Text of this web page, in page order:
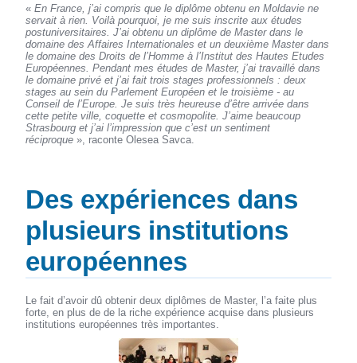
«En France, j’ai compris que le diplôme obtenu en Moldavie ne
servait à rien. Voilà pourquoi, je me suis inscrite aux études
postuniversitaires. J’ai obtenu un diplôme de Master dans le
domaine des Affaires Internationales et un deuxième Master dans
le domaine des Droits de l’Homme à l’Institut des Hautes Etudes
Européennes. Pendant mes études de Master, j’ai travaillé dans
le domaine privé et j’ai fait trois stages professionnels : deux
stages au sein du Parlement Européen et le troisième - au
Conseil de l’Europe. Je suis très heureuse d’être arrivée dans
cette petite ville, coquette et cosmopolite. J’aime beaucoup
Strasbourg et j’ai l’impression que c’est un sentiment
réciproque », raconte Olesea Savca.
Des expériences dans
plusieurs institutions
européennes
Le fait d’avoir dû obtenir deux diplômes de Master, l’a faite plus
forte, en plus de de la riche expérience acquise dans plusieurs
institutions européennes très importantes.